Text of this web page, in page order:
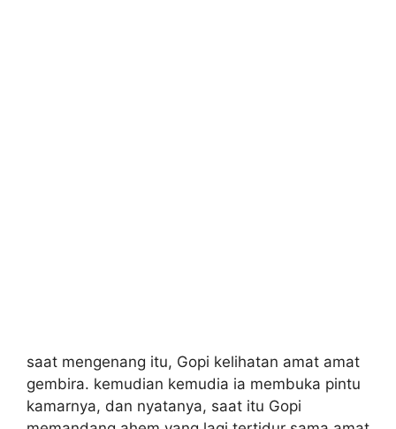
saat mengenang itu, Gopi kelihatan amat amat
gembira. kemudian kemudia ia membuka pintu
kamarnya, dan nyatanya, saat itu Gopi